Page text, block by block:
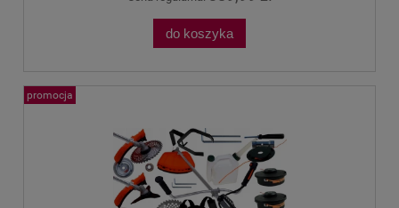
do koszyka
promocja